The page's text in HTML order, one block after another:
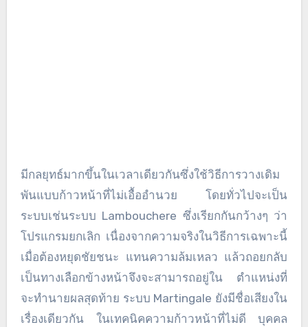
มีกลยุทธ์มากขึ้นในเวลาเดียวกันซึ่งใช้วิธีการวางเดิม
พันแบบก้าวหน้าที่ไม่เอื้ออำนวย โดยทั่วไปจะเป็น
ระบบเช่นระบบ Lambouchere ซึ่งเรียกกันกว้างๆ ว่า
โปรแกรมยกเลิก เนื่องจากความจริงในวิธีการเฉพาะนี้
เมื่อต้องหยุดชัยชนะ แทนความล้มเหลว แล้วถอยกลับ
เป็นทางเลือกข้างหน้าจึงจะสามารถอยู่ใน ตำแหน่งที่
จะทำนายผลสุดท้าย ระบบ Martingale ยังมีชื่อเสียงใน
เรื่องเดียวกัน ในเทคนิคความก้าวหน้าที่ไม่ดี บุคคล